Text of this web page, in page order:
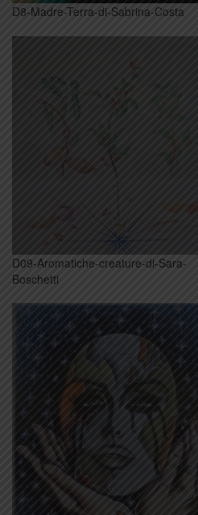
D8-Madre-Terra-di-Sabrina-Costa
D09-Aromatiche-creature-di-Sara-
Boschetti